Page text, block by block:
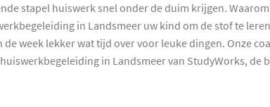
stapel huiswerk snel onder de duim krijgen.
in Landsmeer uw kind om de stof te
week lekker wat tijd over voor leuke dingen. Onze
in Landsmeer van StudyWorks, de